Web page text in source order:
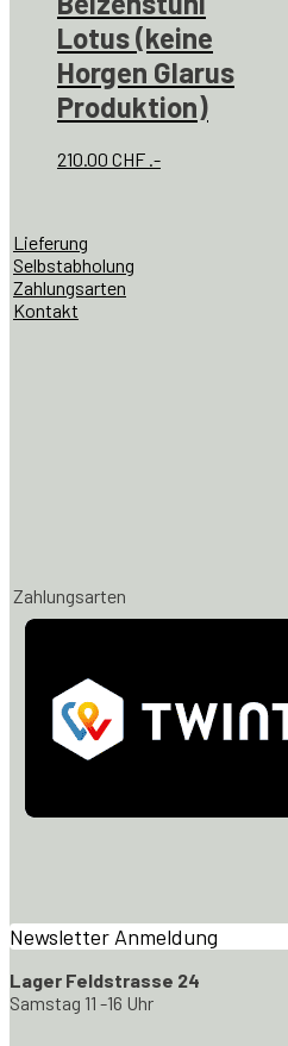
Lotus (keine
Horgen Glarus
Produktion)
210.00 CHF .-
Lieferung
Selbstabholung
Zahlungsarten
Kontakt
Zahlungsarten
Newsletter Anmeldung
Lager Feldstrasse 24
Samstag 11 -16 Uhr